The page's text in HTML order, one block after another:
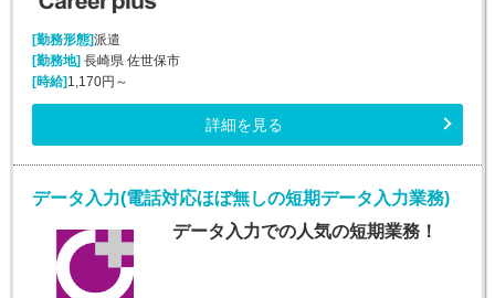
[勤務形態]派遣
[勤務地] 長崎県 佐世保市
[時給] 1,170円～
詳細を見る
データ入力(電話対応ほぼ無しの短期データ入力業務)
データ入力での人気の短期業務！